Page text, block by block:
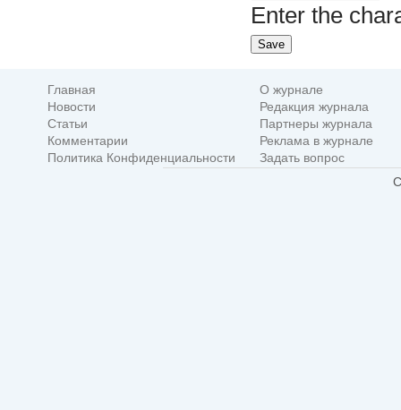
Enter the
Главная
О журнале
Новости
Редакция журнала
Статьи
Партнеры журнала
Комментарии
Реклама в журнале
Политика Конфиденциальности
Задать вопрос